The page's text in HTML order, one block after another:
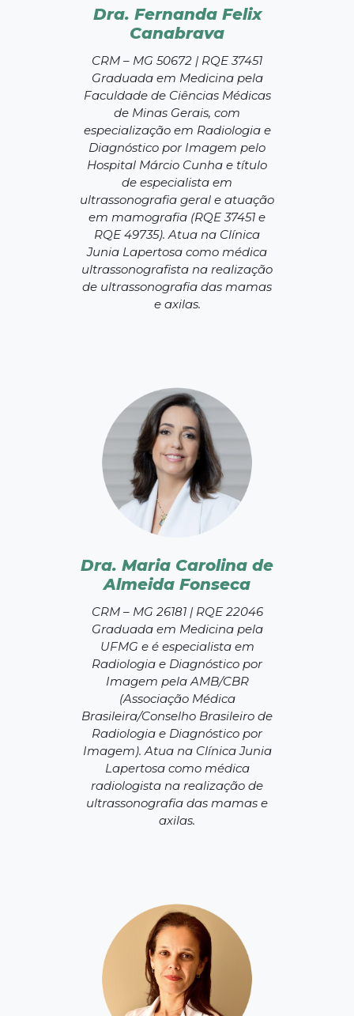
Dra. Fernanda Felix
Canabrava
CRM – MG 50672 | RQE 37451
Graduada em Medicina pela
Faculdade de Ciências Médicas
de Minas Gerais, com
especialização em Radiologia e
Diagnóstico por Imagem pelo
Hospital Márcio Cunha e título
de especialista em
ultrassonografia geral e atuação
em mamografia (RQE 37451 e
RQE 49735). Atua na Clínica
Junia Lapertosa como médica
ultrassonografista na realização
de ultrassonografia das mamas
e axilas.
Dra. Maria Carolina de
Almeida Fonseca
CRM – MG 26181 | RQE 22046
Graduada em Medicina pela
UFMG e é especialista em
Radiologia e Diagnóstico por
Imagem pela AMB/CBR
(Associação Médica
Brasileira/Conselho Brasileiro de
Radiologia e Diagnóstico por
Imagem). Atua na Clínica Junia
Lapertosa como médica
radiologista na realização de
ultrassonografia das mamas e
axilas.